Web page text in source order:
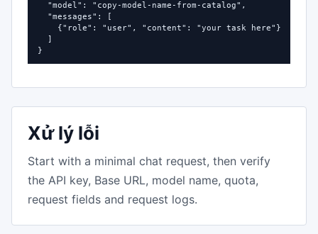
  "model": "copy-model-name-from-catalog",
  "messages": [
    {"role": "user", "content": "your task here"}
  ]
}
Xử lý lỗi
Start with a minimal chat request, then verify
the API key, Base URL, model name, quota,
request fields and request logs.